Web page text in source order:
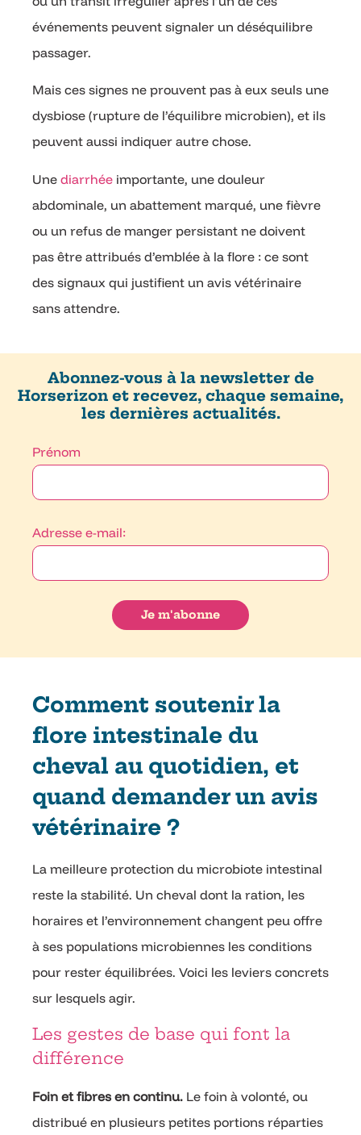
événements peuvent signaler un déséquilibre
passager.
Mais ces signes ne prouvent pas à eux seuls une
dysbiose (rupture de l’équilibre microbien), et ils
peuvent aussi indiquer autre chose.
Une diarrhée importante, une douleur
abdominale, un abattement marqué, une fièvre
ou un refus de manger persistant ne doivent
pas être attribués d’emblée à la flore : ce sont
des signaux qui justifient un avis vétérinaire
sans attendre.
Abonnez-vous à la newsletter de
Horserizon et recevez, chaque semaine,
les dernières actualités.
Prénom
Adresse e-mail:
Comment soutenir la
flore intestinale du
cheval au quotidien, et
quand demander un avis
vétérinaire ?
La meilleure protection du microbiote intestinal
reste la stabilité. Un cheval dont la ration, les
horaires et l’environnement changent peu offre
à ses populations microbiennes les conditions
pour rester équilibrées. Voici les leviers concrets
sur lesquels agir.
Les gestes de base qui font la
différence
Foin et fibres en continu. Le foin à volonté, ou
distribué en plusieurs petites portions réparties